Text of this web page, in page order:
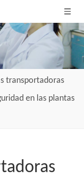
transportadoras
en las plantas